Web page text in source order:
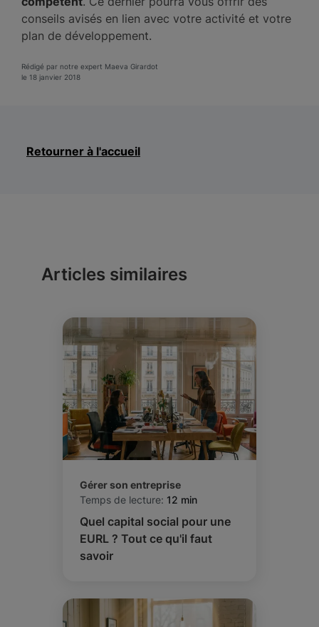
conseils avisés en lien avec votre activité et votre
plan de développement.
Rédigé par notre expert Maeva Girardot
le 18 janvier 2018
Retourner à l'accueil
Articles similaires
Gérer son entreprise
Temps de lecture: 12 min
Quel capital social pour une
EURL ? Tout ce qu'il faut
savoir